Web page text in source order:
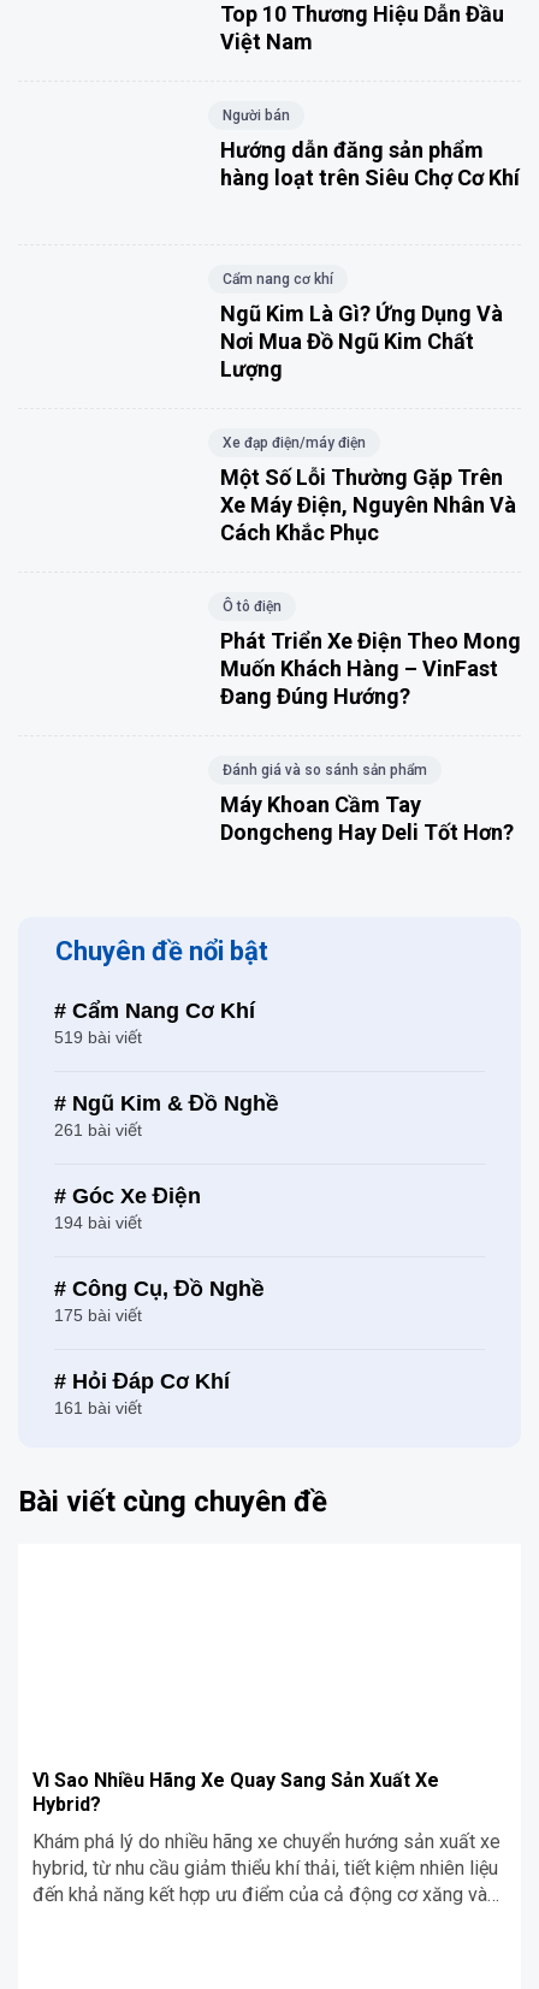
Top 10 Thương Hiệu Dẫn Đầu
Việt Nam
Người bán
Hướng dẫn đăng sản phẩm
hàng loạt trên Siêu Chợ Cơ Khí
Cẩm nang cơ khí
Ngũ Kim Là Gì? Ứng Dụng Và
Nơi Mua Đồ Ngũ Kim Chất
Lượng
Xe đạp điện/máy điện
Một Số Lỗi Thường Gặp Trên
Xe Máy Điện, Nguyên Nhân Và
Cách Khắc Phục
Ô tô điện
Phát Triển Xe Điện Theo Mong
Muốn Khách Hàng – VinFast
Đang Đúng Hướng?
Đánh giá và so sánh sản phẩm
Máy Khoan Cầm Tay
Dongcheng Hay Deli Tốt Hơn?
Chuyên đề nổi bật
# Cẩm Nang Cơ Khí
519 bài viết
# Ngũ Kim & Đồ Nghề
261 bài viết
# Góc Xe Điện
194 bài viết
# Công Cụ, Đồ Nghề
175 bài viết
# Hỏi Đáp Cơ Khí
161 bài viết
Bài viết cùng chuyên đề
Vì Sao Nhiều Hãng Xe Quay Sang Sản Xuất Xe
Hybrid?
Khám phá lý do nhiều hãng xe chuyển hướng sản xuất xe
hybrid, từ nhu cầu giảm thiểu khí thải, tiết kiệm nhiên liệu
đến khả năng kết hợp ưu điểm của cả động cơ xăng và